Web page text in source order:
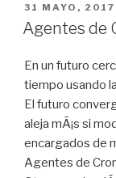
PUBLICADO
EN
31 MAYO, 2017
Agentes de
En un futuro
tiempo usando
El futuro
aleja mÃ¡s si
encargados de
Agentes de